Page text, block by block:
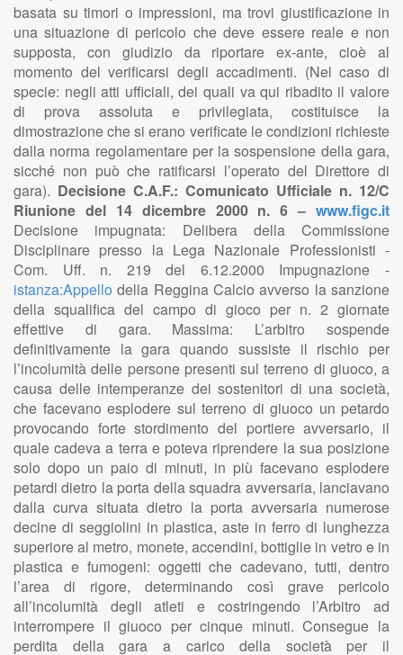
basata su timori o impressioni, ma trovi giustificazione in
una situazione di pericolo che deve essere reale e non
supposta, con giudizio da riportare ex-ante, cioè al
momento del verificarsi degli accadimenti. (Nel caso di
specie: negli atti ufficiali, dei quali va qui ribadito il valore
di prova assoluta e privilegiata, costituisce la
dimostrazione che si erano verificate le condizioni richieste
dalla norma regolamentare per la sospensione della gara,
sicché non può che ratificarsi l’operato del Direttore di
gara). Decisione C.A.F.: Comunicato Ufficiale n. 12/C
Riunione del 14 dicembre 2000 n. 6 – www.figc.it
Decisione impugnata: Delibera della Commissione
Disciplinare presso la Lega Nazionale Professionisti -
Com. Uff. n. 219 del 6.12.2000 Impugnazione -
istanza:Appello della Reggina Calcio avverso la sanzione
della squalifica del campo di gioco per n. 2 giornate
effettive di gara. Massima: L’arbitro sospende
definitivamente la gara quando sussiste il rischio per
l’incolumità delle persone presenti sul terreno di giuoco, a
causa delle intemperanze dei sostenitori di una società,
che facevano esplodere sul terreno di giuoco un petardo
provocando forte stordimento del portiere avversario, il
quale cadeva a terra e poteva riprendere la sua posizione
solo dopo un paio di minuti, in più facevano esplodere
petardi dietro la porta della squadra avversaria, lanciavano
dalla curva situata dietro la porta avversaria numerose
decine di seggiolini in plastica, aste in ferro di lunghezza
superiore al metro, monete, accendini, bottiglie in vetro e in
plastica e fumogeni: oggetti che cadevano, tutti, dentro
l’area di rigore, determinando così grave pericolo
all’incolumità degli atleti e costringendo l’Arbitro ad
interrompere il giuoco per cinque minuti. Consegue la
perdita della gara a carico della società per il